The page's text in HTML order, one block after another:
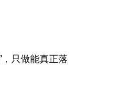
只做能真正落